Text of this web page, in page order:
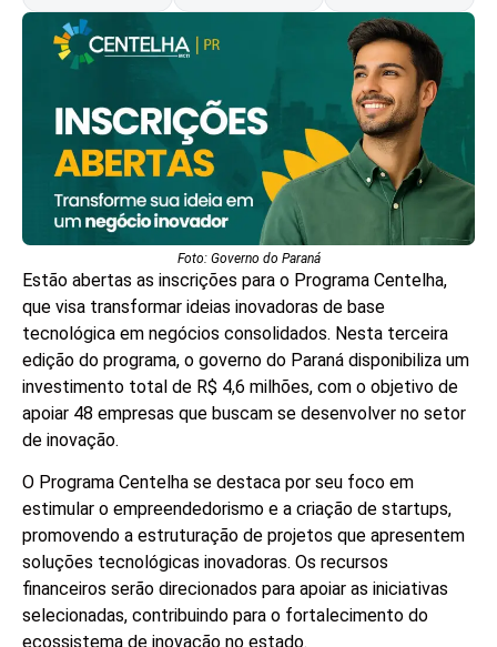
Foto: Governo do Paraná
Estão abertas as inscrições para o Programa Centelha,
que visa transformar ideias inovadoras de base
tecnológica em negócios consolidados. Nesta terceira
edição do programa, o governo do Paraná disponibiliza um
investimento total de R$ 4,6 milhões, com o objetivo de
apoiar 48 empresas que buscam se desenvolver no setor
de inovação.
O Programa Centelha se destaca por seu foco em
estimular o empreendedorismo e a criação de startups,
promovendo a estruturação de projetos que apresentem
soluções tecnológicas inovadoras. Os recursos
financeiros serão direcionados para apoiar as iniciativas
selecionadas, contribuindo para o fortalecimento do
ecossistema de inovação no estado.